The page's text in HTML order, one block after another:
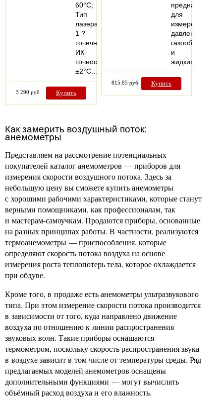
60°С;
Тип
лазера:
1 ?
точечный;
ИК-
точность:
±2°С…
3 290 руб Купить
для
измерения
давления
газообразных
и
жидких…
815.85 руб Купить
Как замерить воздушный поток:
анемометры
Представляем на рассмотрение потенциальных
покупателей каталог анемометров — приборов для
измерения скорости воздушного потока. Здесь за
небольшую цену вы сможете купить анемометры
с хорошими рабочими характеристиками, которые станут
верными помощниками, как профессионалам, так
и мастерам-самоучкам. Продаются приборы, основанные
на разных принципах работы. В частности, реализуются
термоанемометры — приспособления, которые
определяют скорость потока воздуха на основе
измерения роста теплопотерь тела, которое охлаждается
при обдуве.
Кроме того, в продаже есть анемометры ультразвукового
типа. При этом измерение скорости потока производится
в зависимости от того, куда направлено движение
воздуха по отношению к линии распространения
звуковых волн. Такие приборы оснащаются
термометром, поскольку скорость распространения звука
в воздухе зависит в том числе от температуры среды. Ряд
предлагаемых моделей анемометров оснащены
дополнительными функциями — могут вычислять
объёмный расход воздуха и его влажность.